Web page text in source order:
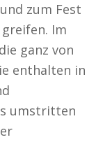
zum Fest
Im
ganz von
enthalten in
umstritten